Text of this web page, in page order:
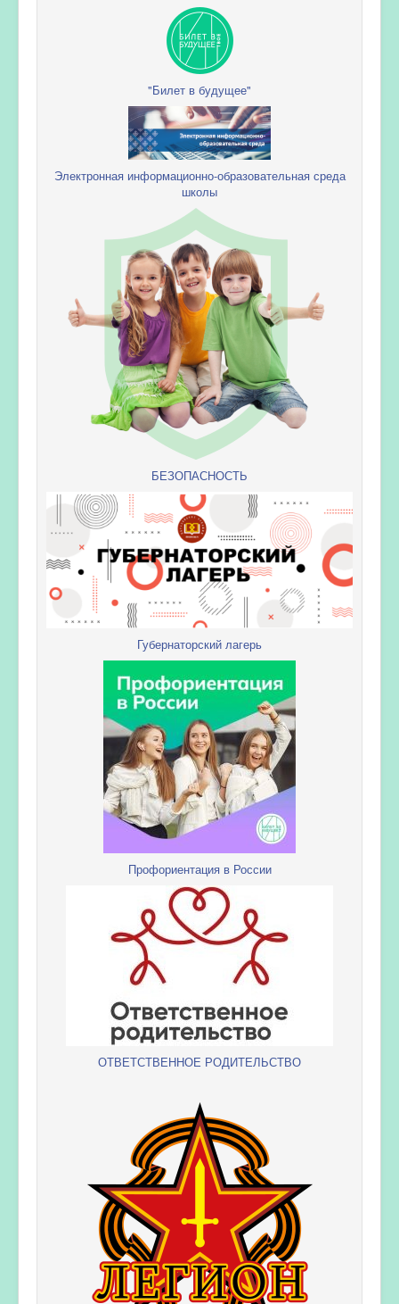
"Билет в будущее"
Электронная информационно-образовательная среда
школы
БЕЗОПАСНОСТЬ
Губернаторский лагерь
Профориентация в России
ОТВЕТСТВЕННОЕ РОДИТЕЛЬСТВО